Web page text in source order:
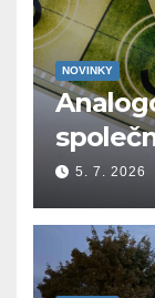
NOVINKY
5. 7. 2026